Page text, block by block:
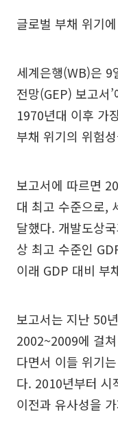
글로벌 부채 위기
세계은행(WB)은 9
전망(GEP) 보고서
1970년대 이후 가
부채 위기의 위험
보고서에 따르면
대 최고 수준으로,
달했다. 개발도상
상 최고 수준인
이래 GDP 대비 부
보고서는 지난 50
2002~2009에 걸
다면서 이들 위기
다. 2010년부터 시
이전과 유사성을